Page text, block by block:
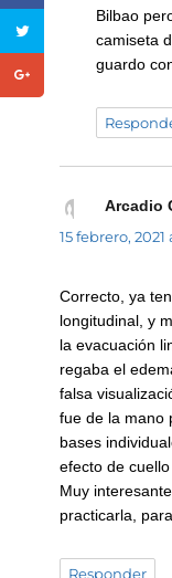
Bilbao
camiseta
guardo
Arcadio
15 febrero,
Correcto, ya
longitudinal, y
la evacuación
regaba el
falsa
fue de la mano
bases
efecto de
Muy
practicarla,
Responder